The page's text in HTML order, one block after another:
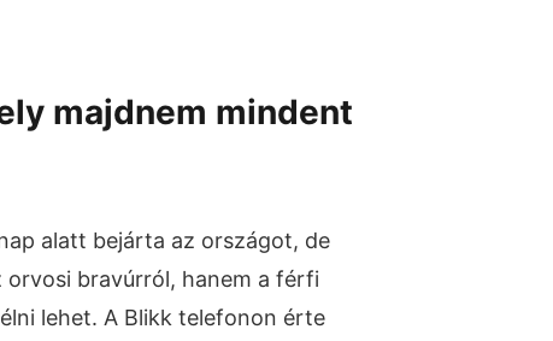
majdnem mindent
alatt bejárta az országot, de
orvosi bravúrról, hanem a férfi
lehet. A Blikk telefonon érte